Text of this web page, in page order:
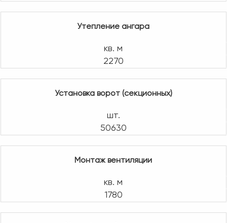
Утепление ангара
кв. м
2270
Установка ворот (секционных)
шт.
50630
Монтаж вентиляции
кв. м
1780